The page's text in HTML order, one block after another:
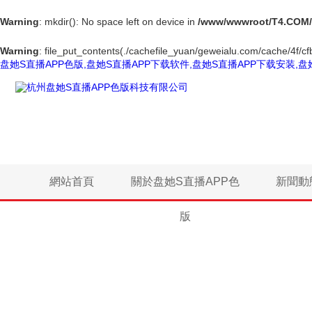
Warning: mkdir(): No space left on device in /www/wwwroot/
Warning: file_put_contents(./cachefile_yuan/geweialu.com/cache/4f/
盘她S直播APP色版,盘她S直播APP下载软件,盘她S直播APP下载安装,盘
網站首頁 關於盘她S直播APP色
版
新聞動